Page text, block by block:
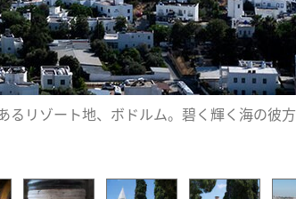
るリゾート地、ボドルム。碧く輝く海の彼方